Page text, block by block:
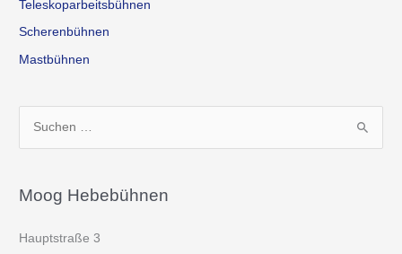
Teleskoparbeitsbühnen
Scherenbühnen
Mastbühnen
h
n
Moog Hebebühnen
Hauptstraße 3